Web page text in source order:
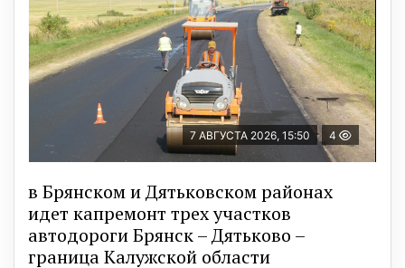
7 АВГУСТА 2026, 15:50 4
в Брянском и Дятьковском районах
идет капремонт трех участков
автодороги Брянск – Дятьково –
граница Калужской области